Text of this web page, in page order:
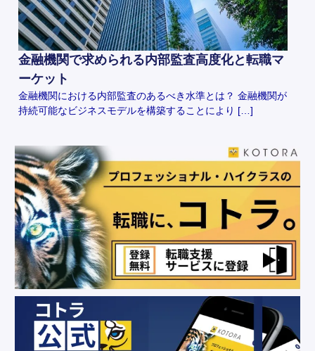
金融機関で求められる内部監査高度化と転職マ
ーケット
金融機関における内部監査のあるべき水準とは？ 金融機関が
持続可能なビジネスモデルを構築することにより […]